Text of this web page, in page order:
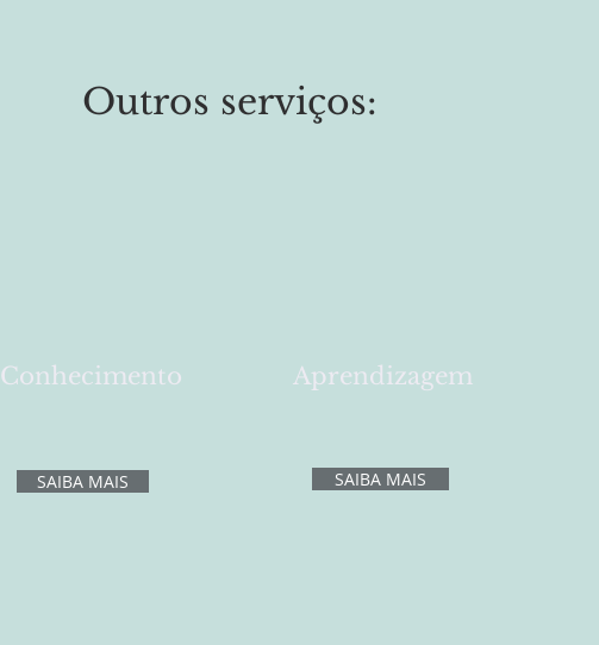
Outros serviços:
Conhecimento
SAIBA MAIS
Aprendizagem
SAIBA MAIS